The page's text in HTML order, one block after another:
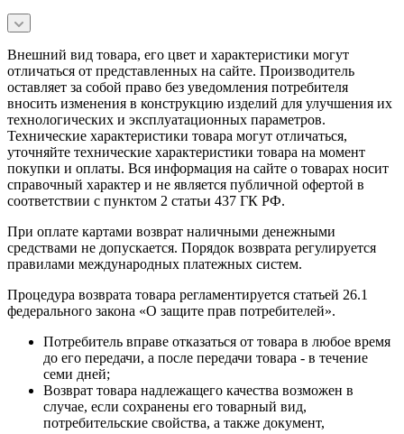
Внешний вид товара, его цвет и характеристики могут
отличаться от представленных на сайте. Производитель
оставляет за собой право без уведомления потребителя
вносить изменения в конструкцию изделий для улучшения их
технологических и эксплуатационных параметров.
Технические характеристики товара могут отличаться,
уточняйте технические характеристики товара на момент
покупки и оплаты. Вся информация на сайте о товарах носит
справочный характер и не является публичной офертой в
соответствии с пунктом 2 статьи 437 ГК РФ.
При оплате картами возврат наличными денежными
средствами не допускается. Порядок возврата регулируется
правилами международных платежных систем.
Процедура возврата товара регламентируется статьей 26.1
федерального закона «О защите прав потребителей».
Потребитель вправе отказаться от товара в любое время
до его передачи, а после передачи товара - в течение
семи дней;
Возврат товара надлежащего качества возможен в
случае, если сохранены его товарный вид,
потребительские свойства, а также документ,